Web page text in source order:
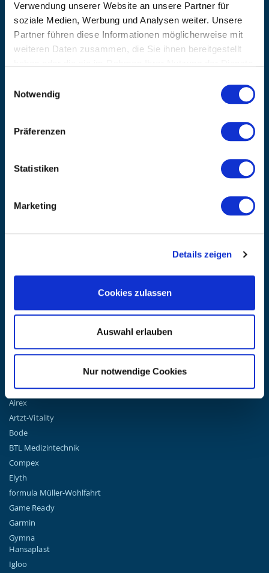
Verwendung unserer Website an unsere Partner für
soziale Medien, Werbung und Analysen weiter. Unsere
Partner führen diese Informationen möglicherweise mit
weiteren Daten zusammen, die Sie ihnen bereitgestellt
Notwendig
Präferenzen
Statistiken
Marketing
Details zeigen
Cookies zulassen
Auswahl erlauben
Nur notwendige Cookies
BERATUNG & BESTELLUNG
Montag – Donnerstag: 08:00 – 17:00
Freitag: 08:00 - 16:00
UNTERNEHMEN
AGB nebst Kundeninformationen
INFORMATIONEN
Versandkosten & Lieferinformationen
Widerrufsbelehrung
Erhalten Sie die neuesten Informationen zu Veranstaltungen,
Verkäufen und Angeboten. Melden Sie sich noch heute für unseren
TOP MARKEN
Airex
Artzt-Vitality
Bode
BTL Medizintechnik
Compex
Elyth
formula Müller-Wohlfahrt
Game Ready
Garmin
Gymna
Hansaplast
Igloo